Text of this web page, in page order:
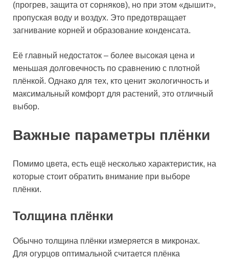
(прогрев, защита от сорняков), но при этом «дышит»,
пропуская воду и воздух. Это предотвращает
загнивание корней и образование конденсата.
Её главный недостаток – более высокая цена и
меньшая долговечность по сравнению с плотной
плёнкой. Однако для тех, кто ценит экологичность и
максимальный комфорт для растений, это отличный
выбор.
Важные параметры плёнки
Помимо цвета, есть ещё несколько характеристик, на
которые стоит обратить внимание при выборе
плёнки.
Толщина плёнки
Обычно толщина плёнки измеряется в микронах.
Для огурцов оптимальной считается плёнка